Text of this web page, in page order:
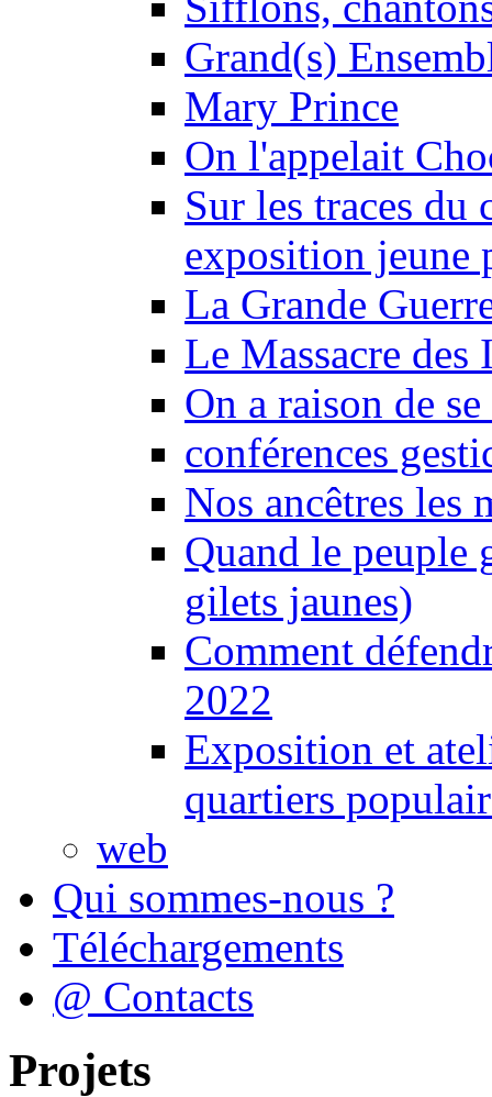
Grand(s)
Mary Prince
On l'appelait
Sur les traces
exposition jeune
La Grande
Le Massacre des
On a raison de
conférences
Nos ancêtres les
Quand le peuple
gilets jaunes)
Comment
2022
Exposition et
quartiers
web
Qui sommes-nous ?
Téléchargements
@ Contacts
Projets